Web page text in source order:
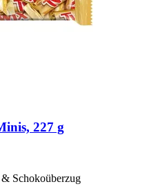
227 g
Schokoüberzug